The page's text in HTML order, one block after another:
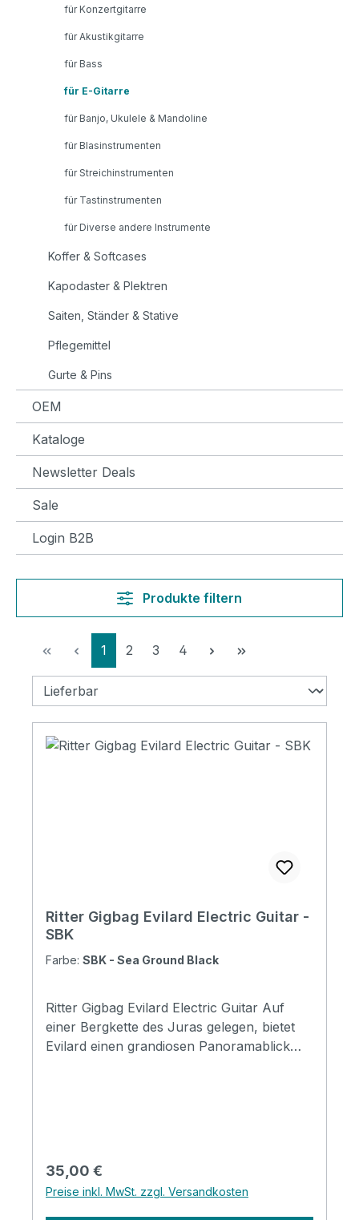
für Konzertgitarre
für Akustikgitarre
für Bass
für E-Gitarre
für Banjo, Ukulele & Mandoline
für Blasinstrumenten
für Streichinstrumenten
für Tastinstrumenten
für Diverse andere Instrumente
Koffer & Softcases
Kapodaster & Plektren
Saiten, Ständer & Stative
Pflegemittel
Gurte & Pins
OEM
Kataloge
Newsletter Deals
Sale
Login B2B
Produkte filtern
Seite
1 Seite
2 Seite
3 Seite
4
Ritter Gigbag Evilard Electric Guitar -
SBK
Farbe: SBK - Sea Ground Black
Ritter Gigbag Evilard Electric Guitar Auf
einer Bergkette des Juras gelegen, bietet
Evilard einen grandiosen Panoramablick
Grundbedürfnisse ab, die nach einfachem
Schutz und schnörkellosem Design
Regulärer Preis:
35,00 €
Preise inkl. MwSt. zzgl. Versandkosten